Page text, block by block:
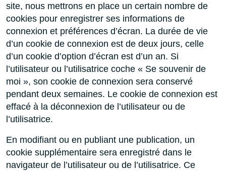
site, nous mettrons en place un certain nombre de
cookies pour enregistrer ses informations de
connexion et préférences d’écran. La durée de vie
d’un cookie de connexion est de deux jours, celle
d’un cookie d’option d’écran est d’un an. Si
l’utilisateur ou l’utilisatrice coche « Se souvenir de
moi », son cookie de connexion sera conservé
pendant deux semaines. Le cookie de connexion est
effacé à la déconnexion de l’utilisateur ou de
l’utilisatrice.
En modifiant ou en publiant une publication, un
cookie supplémentaire sera enregistré dans le
navigateur de l’utilisateur ou de l’utilisatrice. Ce